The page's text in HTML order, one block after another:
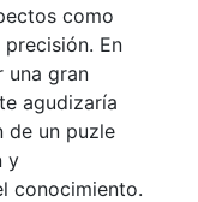
como
En
una gran
agudizaría
de un puzle
y
conocimiento.